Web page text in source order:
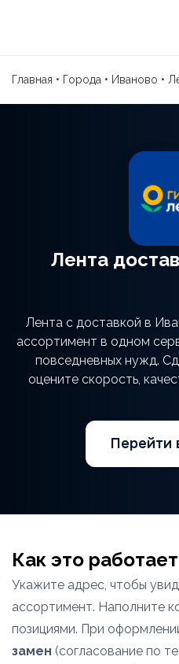
Главная • Города • Иваново •
Лента
Лента с доставкой в
ассортимент в одном
повседневных нужд.
оцените скорость,
Перейти
Как это работает
Укажите адрес, чтобы
ассортимент. Наполните
позициями. При
замен (согласование по